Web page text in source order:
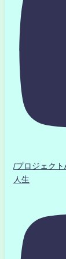
/プロジェク
人生